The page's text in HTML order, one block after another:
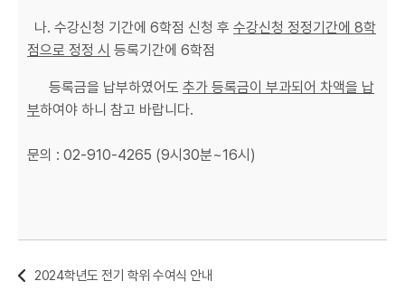
나. 수강신청 기간에 6학점 신청 후 수강신청 정정기간에 8학
점으로 정정 시 등록기간에 6학점
등록금을 납부하였어도 추가 등록금이 부과되어 차액을 납
부하여야 하니 참고 바랍니다.
문의 : 02-910-4265 (9시30분~16시)
2024학년도 전기 학위 수여식 안내